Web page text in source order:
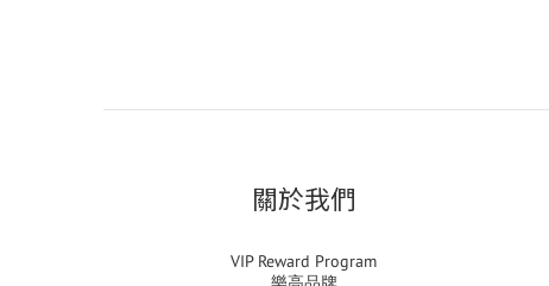
關於我們
VIP Reward Program